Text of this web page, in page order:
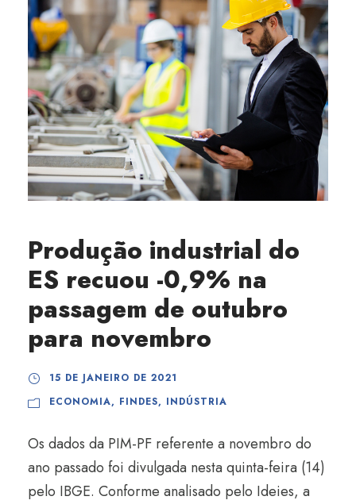
Produção industrial do
ES recuou -0,9% na
passagem de outubro
para novembro
15 DE JANEIRO DE 2021
ECONOMIA, FINDES, INDÚSTRIA
Os dados da PIM-PF referente a novembro do
ano passado foi divulgada nesta quinta-feira (14)
pelo IBGE. Conforme analisado pelo Ideies, a